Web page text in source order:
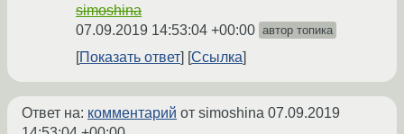
simoshina
07.09.2019 14:53:04 +00:00 автор топика
Показать ответ Ссылка
Ответ на: комментарий от simoshina 07.09.2019